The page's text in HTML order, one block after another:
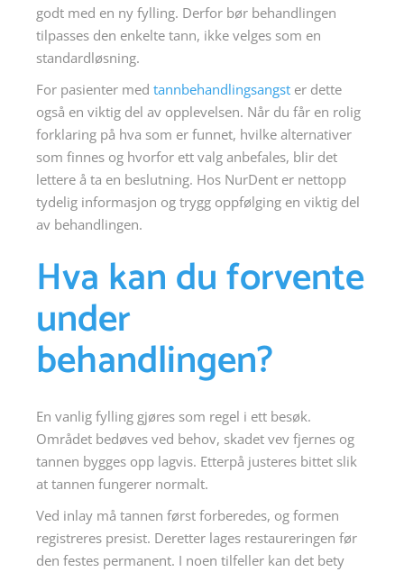
godt med en ny fylling. Derfor bør behandlingen
tilpasses den enkelte tann, ikke velges som en
standardløsning.
For pasienter medtannbehandlingsangst er dette
også en viktig del av opplevelsen. Når du får en rolig
forklaring på hva som er funnet, hvilke alternativer
som finnes og hvorfor ett valg anbefales, blir det
lettere å ta en beslutning. Hos NurDent er nettopp
tydelig informasjon og trygg oppfølging en viktig del
av behandlingen.
Hva kan du forvente
under
behandlingen?
En vanlig fylling gjøres som regel i ett besøk.
Området bedøves ved behov, skadet vev fjernes og
tannen bygges opp lagvis. Etterpå justeres bittet slik
at tannen fungerer normalt.
Ved inlay må tannen først forberedes, og formen
registreres presist. Deretter lages restaureringen før
den festes permanent. I noen tilfeller kan det bety